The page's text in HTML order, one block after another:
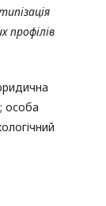
профілів
особа